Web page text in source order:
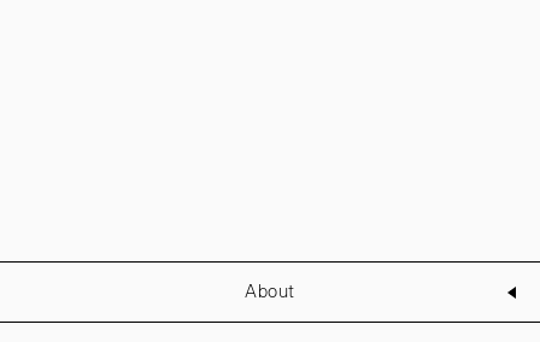
About